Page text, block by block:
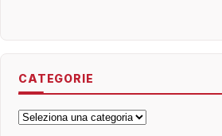
CATEGORIE
Categorie